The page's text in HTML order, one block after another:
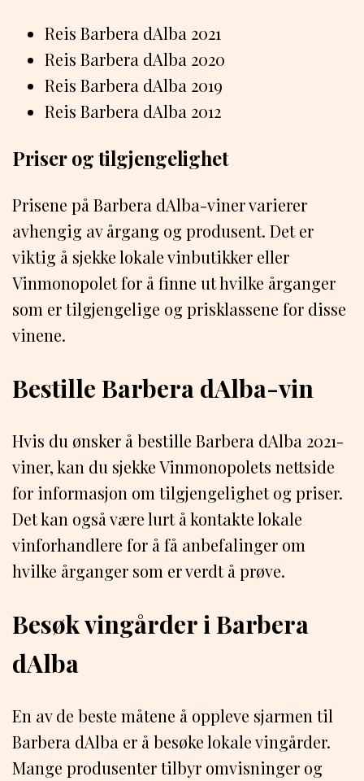
Reis Barbera dAlba 2021
Reis Barbera dAlba 2020
Reis Barbera dAlba 2019
Reis Barbera dAlba 2012
Priser og tilgjengelighet
Prisene på Barbera dAlba-viner varierer
avhengig av årgang og produsent. Det er
viktig å sjekke lokale vinbutikker eller
Vinmonopolet for å finne ut hvilke årganger
som er tilgjengelige og prisklassene for disse
vinene.
Bestille Barbera dAlba-vin
Hvis du ønsker å bestille Barbera dAlba 2021-
viner, kan du sjekke Vinmonopolets nettside
for informasjon om tilgjengelighet og priser.
Det kan også være lurt å kontakte lokale
vinforhandlere for å få anbefalinger om
hvilke årganger som er verdt å prøve.
Besøk vingårder i Barbera
dAlba
En av de beste måtene å oppleve sjarmen til
Barbera dAlba er å besøke lokale vingårder.
Mange produsenter tilbyr omvisninger og